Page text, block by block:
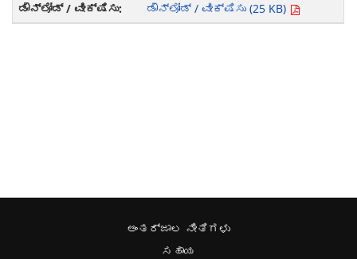
ಡೌನ್ಲೋಡ್ / ವೀಕ್ಷಿಸು (25 KB)
ಅಂತರ್ಜಾಲ ನೀತಿಗಳು
ಸಹಾಯ